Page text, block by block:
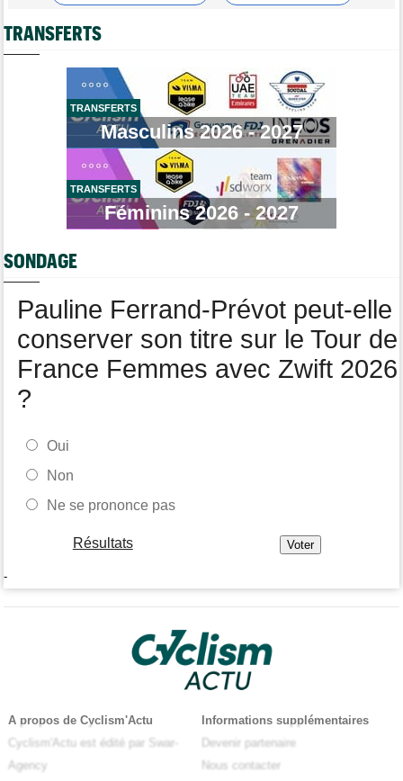
Les vidéos cyclisme sont sur Dailymotion : Cyclism'Actu TV
Giulio Pellizzari la 5e et dernière étape, Gall le général final !
Tour de France Femmes
Reusser : "On s'est trop regardées... c'était stupide"
15:35
Tour de France Femmes
Lilan Calmejane: "Ferrand-Prévot nous raconte des salades…"
Route
Un coureur de 16 ans touché à la moelle épinière suite à un
accident
La peloton du Tour Femmes... 21 abandons
Casque ABUS
TRANSFERTS
TRANSFERTS
Masculins 2026 - 2027
TRANSFERTS
Féminins 2026 - 2027
SONDAGE
Pauline Ferrand-Prévot peut-elle
conserver son titre sur le Tour de
France Femmes avec Zwift 2026
?
Oui
Non
Ne se prononce pas
Résultats
-
A propos de Cyclism'Actu
Cyclism'Actu est édité par Swar-
Agency
Informations supplémentaires
Devenir partenaire
Nous contacter